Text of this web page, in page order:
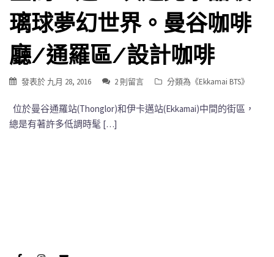
璃球夢幻世界。曼谷咖啡
廳/通羅區/設計咖啡
發表於 九月 28, 2016 2 則留言 分類為《Ekkamai BTS》
位於曼谷通羅站(Thonglor)和伊卡邁站(Ekkamai)中間的街區，
總是有著許多低調時髦 […]